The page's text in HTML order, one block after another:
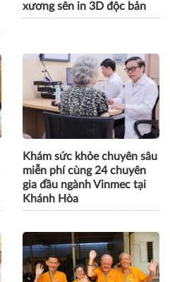
xương sên in 3D độc bản
Khám sức khỏe chuyên sâu
miễn phí cùng 24 chuyên
gia đầu ngành Vinmec tại
Khánh Hòa